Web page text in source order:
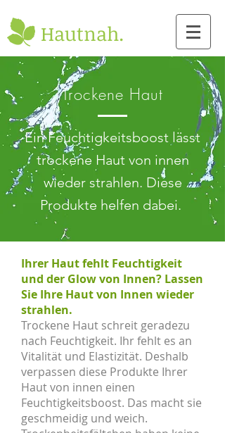
Hautnah.
Trockene Haut
Ein Feuchtigkeitsboost lässt
trockene Haut von innen
wieder strahlen. Diese
Produkte helfen dabei.
Ihrer Haut fehlt Feuchtigkeit
und der Glow von Innen? Lassen
Sie Ihre Haut von Innen wieder
strahlen.
Trockene Haut schreit geradezu
nach Feuchtigkeit. Ihr fehlt es an
Vitalität und Elastizität. Deshalb
verpassen diese Produkte Ihrer
Haut von innen einen
Feuchtigkeitsboost. Das macht sie
geschmeidig und weich.